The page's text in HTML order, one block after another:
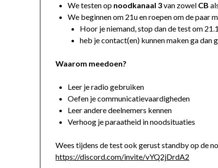
We testen op noodkanaal 3van zowel CB
We beginnen om 21u en roepen om de paar
Hoor je niemand, stop dan de test om
heb je contact(en) kunnen maken ga dan
Waarom meedoen?
Leer je radio gebruiken
Oefen je communicatievaardigheden
Leer andere deelnemers kennen
Verhoog je paraatheid in noodsituaties
Wees tijdens de test ook gerust standby op de
https://discord.com/invite/vYQ2jDrdA2